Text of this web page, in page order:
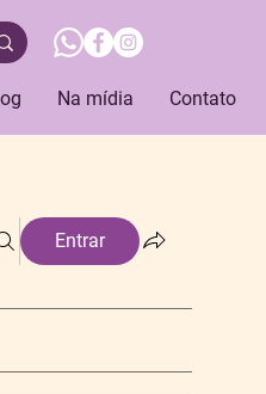
Na mídia Contato
Entrar